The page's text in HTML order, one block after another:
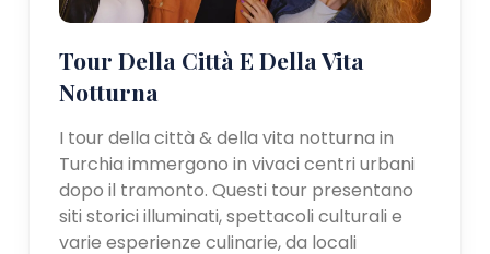
Tour Della Città E Della Vita
Notturna
I tour della città & della vita notturna in
Turchia immergono in vivaci centri urbani
dopo il tramonto. Questi tour presentano
siti storici illuminati, spettacoli culturali e
varie esperienze culinarie, da locali